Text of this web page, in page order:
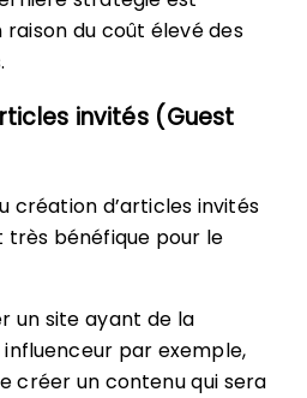
du coût élevé des
invités (Guest
création d’articles invités
bénéfique pour le
un site ayant de la
influenceur par exemple,
créer un contenu qui sera